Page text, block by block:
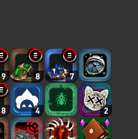
9 8 7
8 4 2